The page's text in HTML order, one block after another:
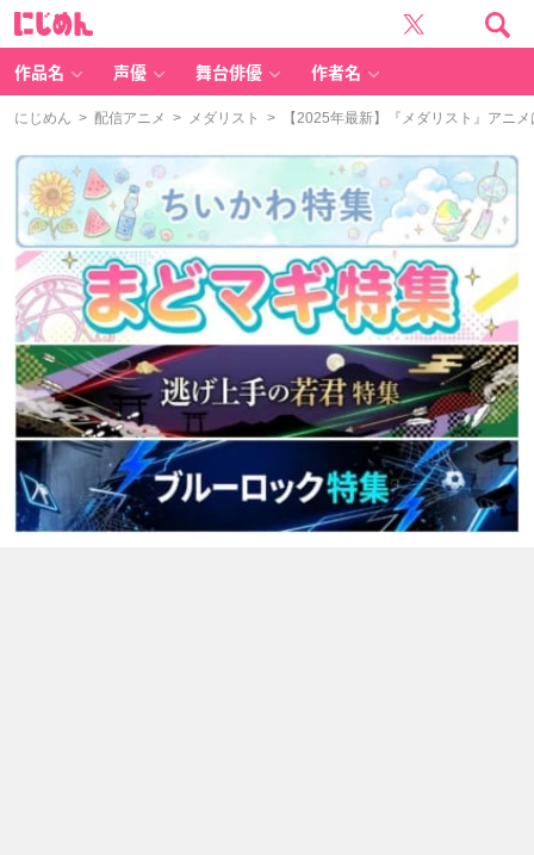
作品名 声優 舞台俳優 作者名
にじめん > 配信アニメ > メダリスト > 【2025年最新】『メダリスト』アニ